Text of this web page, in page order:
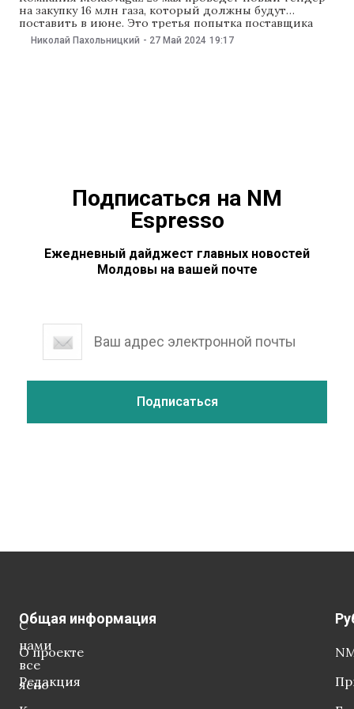
на закупку 16 млн газа, который должны будут
поставить в июне. Это третья попытка поставщика
закупить газ на июнь: первые две провалились. NM
выяснял, что у нас будет с газом. Что с тендером?
Николай Пахольницкий - 27 Май 2024 19:17
Подписаться на NM
Espresso
Ежедневный дайджест главных новостей
Молдовы на вашей почте
С
нами
все
ясно
Общая информация
О проекте
Редакция